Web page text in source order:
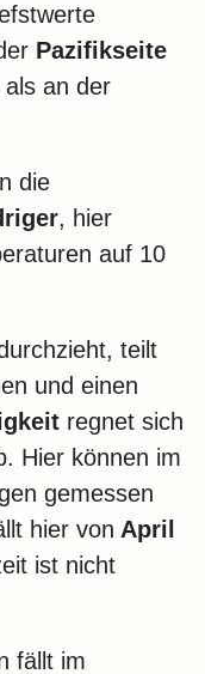
Pazifikseite
als an der
die
, hier
auf 10
teilt
und einen
regnet sich
Hier können im
gemessen
hier von April
ist nicht
fällt im